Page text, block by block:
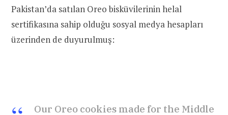
Pakistan’da satılan Oreo bisküvilerinin helal
sertifikasına sahip olduğu sosyal medya hesapları
üzerinden de duyurulmuş:
Our Oreo cookies made for the Middle